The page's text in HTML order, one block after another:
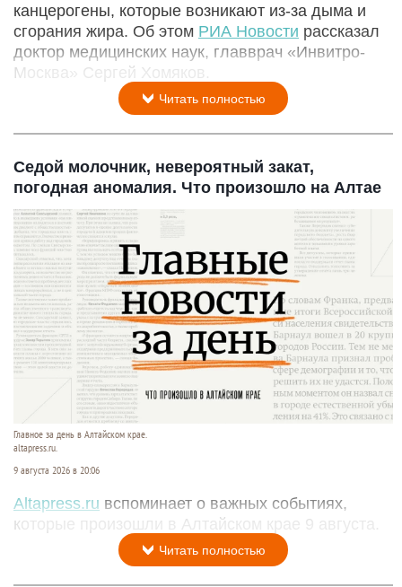
канцерогены, которые возникают из-за дыма и
сгорания жира. Об этом РИА Новости рассказал
доктор медицинских наук, главврач «Инвитро-
Москва» Сергей Хомяков.
Читать полностью
Седой молочник, невероятный закат,
погодная аномалия. Что произошло на Алтае
Главное за день в Алтайском крае.
altapress.ru.
9 августа 2026 в 20:06
Altapress.ru вспоминает о важных событиях,
которые произошли в Алтайском крае 9 августа.
Читать полностью